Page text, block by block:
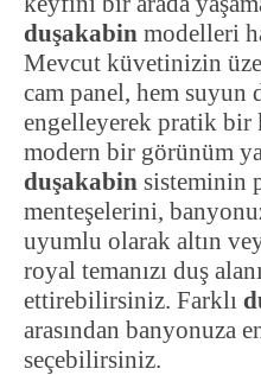
duşakabin modelleri
Mevcut küvetinizin
cam panel, hem suyun
engelleyerek pratik bir
modern bir görünüm
duşakabin sisteminin
menteşelerini,
uyumlu olarak altın
royal temanızı duş
ettirebilirsiniz. Farklı
arasından banyonuza
seçebilirsiniz.